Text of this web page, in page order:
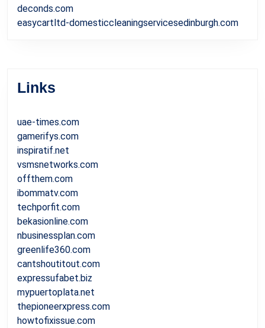
deconds.com
easycartltd-domesticcleaningservicesedinburgh.com
Links
uae-times.com
gamerifys.com
inspiratif.net
vsmsnetworks.com
offthem.com
ibommatv.com
techporfit.com
bekasionline.com
nbusinessplan.com
greenlife360.com
cantshoutitout.com
expressufabet.biz
mypuertoplata.net
thepioneerxpress.com
howtofixissue.com